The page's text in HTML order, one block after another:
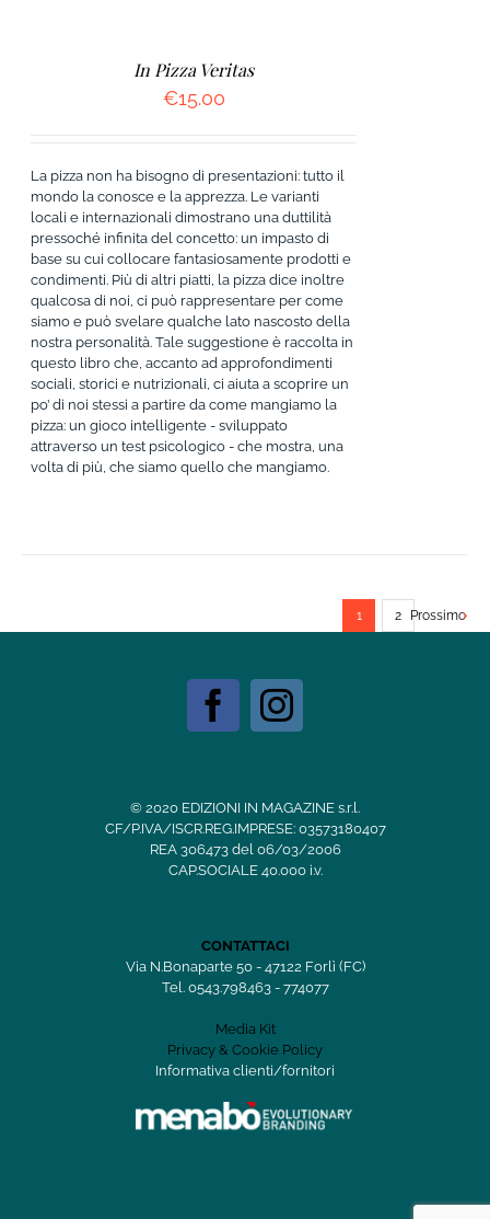
In Pizza Veritas
€15.00
La pizza non ha bisogno di presentazioni: tutto il
mondo la conosce e la apprezza. Le varianti
locali e internazionali dimostrano una duttilità
pressoché infinita del concetto: un impasto di
base su cui collocare fantasiosamente prodotti e
condimenti. Più di altri piatti, la pizza dice inoltre
qualcosa di noi, ci può rappresentare per come
siamo e può svelare qualche lato nascosto della
nostra personalità. Tale suggestione è raccolta in
questo libro che, accanto ad approfondimenti
sociali, storici e nutrizionali, ci aiuta a scoprire un
po’ di noi stessi a partire da come mangiamo la
pizza: un gioco intelligente - sviluppato
attraverso un test psicologico - che mostra, una
volta di più, che siamo quello che mangiamo.
1 2 Prossimo
© 2020 EDIZIONI IN MAGAZINE s.r.l.
CF/P.IVA/ISCR.REG.IMPRESE: 03573180407
REA 306473 del 06/03/2006
CAP.SOCIALE 40.000 i.v.
CONTATTACI
Via N.Bonaparte 50 - 47122 Forlì (FC)
Tel. 0543.798463 - 774077
Media Kit
Privacy & Cookie Policy
Informativa clienti/fornitori